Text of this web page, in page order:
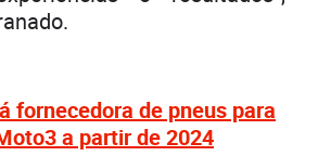
fornecedora de pneus para
a partir de 2024